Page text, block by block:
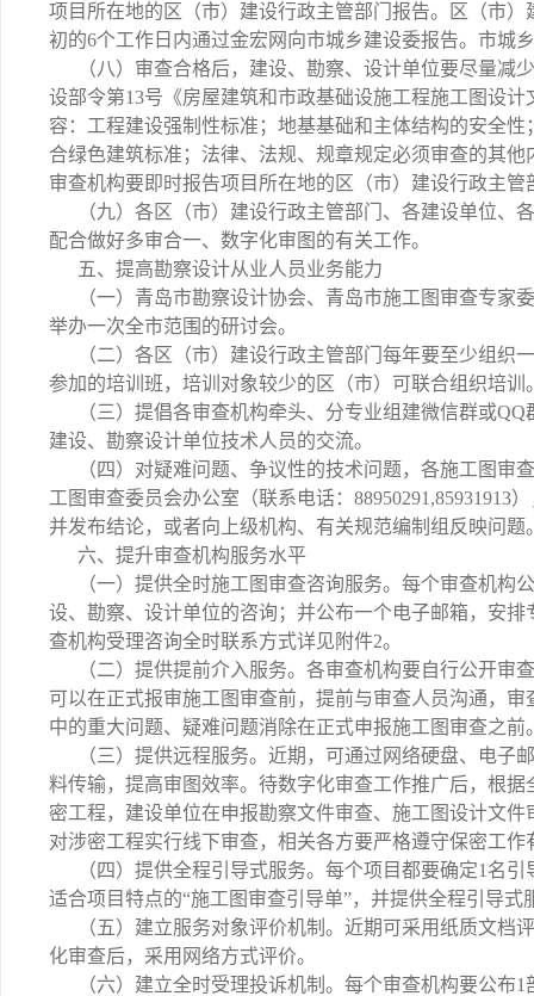
项目所在地的区（市）建设行政主管部门报告。区（市
初的6个工作日内通过金宏网向市城乡建设委报告。市城
（八）审查合格后，建设、勘察、设计单位要尽量减
设部令第13号《房屋建筑和市政基础设施工程施工图设
容：工程建设强制性标准；地基基础和主体结构的安全
合绿色建筑标准；法律、法规、规章规定必须审查的其
审查机构要即时报告项目所在地的区（市）建设行政主管
（九）各区（市）建设行政主管部门、各建设单位、
配合做好多审合一、数字化审图的有关工作。
五、提高勘察设计从业人员业务能力
（一）青岛市勘察设计协会、青岛市施工图审查专家
举办一次全市范围的研讨会。
（二）各区（市）建设行政主管部门每年要至少组织
参加的培训班，培训对象较少的区（市）可联合组织培训
（三）提倡各审查机构牵头、分专业组建微信群或
建设、勘察设计单位技术人员的交流。
（四）对疑难问题、争议性的技术问题，各施工图审
工图审查委员会办公室（联系电话：88950291,85931913
并发布结论，或者向上级机构、有关规范编制组反映问题
六、提升审查机构服务水平
（一）提供全时施工图审查咨询服务。每个审查机构
设、勘察、设计单位的咨询；并公布一个电子邮箱，安
查机构受理咨询全时联系方式详见附件2。
（二）提供提前介入服务。各审查机构要自行公开审
可以在正式报审施工图审查前，提前与审查人员沟通，
中的重大问题、疑难问题消除在正式申报施工图审查之前
（三）提供远程服务。近期，可通过网络硬盘、电子
料传输，提高审图效率。待数字化审查工作推广后，根
密工程，建设单位在申报勘察文件审查、施工图设计文
对涉密工程实行线下审查，相关各方要严格遵守保密工作
（四）提供全程引导式服务。每个项目都要确定1名
适合项目特点的“施工图审查引导单”，并提供全程引导式
（五）建立服务对象评价机制。近期可采用纸质文档
化审查后，采用网络方式评价。
（六）建立全时受理投诉机制。每个审查机构要公布